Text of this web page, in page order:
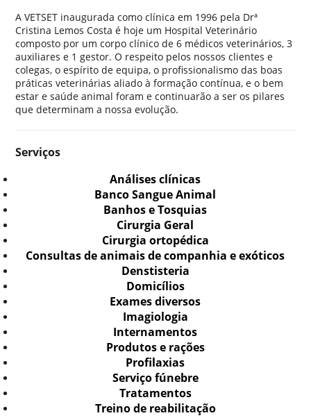
A VETSET inaugurada como clínica em 1996 pela Drª
Cristina Lemos Costa é hoje um Hospital Veterinário
composto por um corpo clínico de 6 médicos veterinários, 3
auxiliares e 1 gestor. O respeito pelos nossos clientes e
colegas, o espírito de equipa, o profissionalismo das boas
práticas veterinárias aliado à formação contínua, e o bem
estar e saúde animal foram e continuarão a ser os pilares
que determinam a nossa evolução.
Serviços
Análises clínicas
Banco Sangue Animal
Banhos e Tosquias
Cirurgia Geral
Cirurgia ortopédica
Consultas de animais de companhia e exóticos
Denstisteria
Domicílios
Exames diversos
Imagiologia
Internamentos
Produtos e rações
Profilaxias
Serviço fúnebre
Tratamentos
Treino de reabilitação